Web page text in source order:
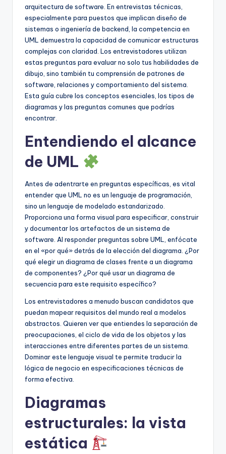
U
p
d
arquitectura de software. En entrevistas técnicas,
especialmente para puestos que implican diseño de
sistemas o ingeniería de backend, la competencia en
UML demuestra la capacidad de comunicar estructuras
complejas con claridad. Los entrevistadores utilizan
estas preguntas para evaluar no solo tus habilidades de
dibujo, sino también tu comprensión de patrones de
software, relaciones y comportamiento del sistema.
Esta guía cubre los conceptos esenciales, los tipos de
diagramas y las preguntas comunes que podrías
encontrar.
Entendiendo el alcance
de UML
Antes de adentrarte en preguntas específicas, es vital
entender que UML no es un lenguaje de programación,
sino un lenguaje de modelado estandarizado.
Proporciona una forma visual para especificar, construir
y documentar los artefactos de un sistema de
software. Al responder preguntas sobre UML, enfócate
en el «por qué» detrás de la elección del diagrama. ¿Por
qué elegir un diagrama de clases frente a un diagrama
de componentes? ¿Por qué usar un diagrama de
secuencia para este requisito específico?
Los entrevistadores a menudo buscan candidatos que
puedan mapear requisitos del mundo real a modelos
abstractos. Quieren ver que entiendes la separación de
preocupaciones, el ciclo de vida de los objetos y las
interacciones entre diferentes partes de un sistema.
Dominar este lenguaje visual te permite traducir la
lógica de negocio en especificaciones técnicas de
forma efectiva.
Diagramas
estructurales: la vista
estática